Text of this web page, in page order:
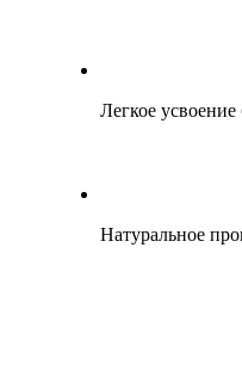
Легкое
Натуральное